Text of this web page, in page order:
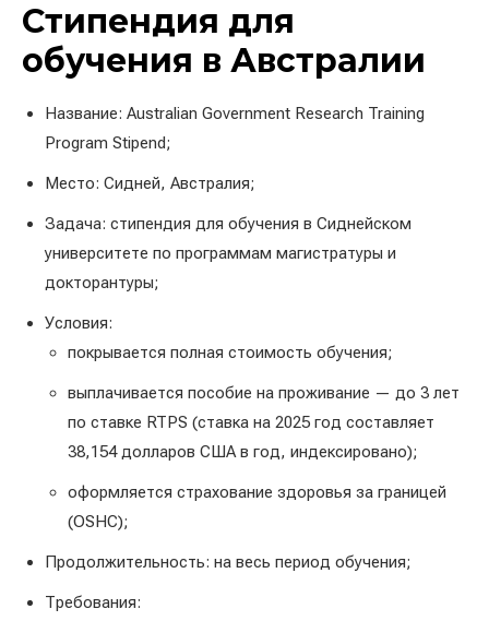
Стипендия для
обучения в Австралии
Название: Australian Government Research Training
Program Stipend;
Место: Сидней, Австралия;
Задача: стипендия для обучения в Сиднейском
университете по программам магистратуры и
докторантуры;
Условия:
покрывается полная стоимость обучения;
выплачивается пособие на проживание — до 3 лет
по ставке RTPS (ставка на 2025 год составляет
38,154 долларов США в год, индексировано);
оформляется страхование здоровья за границей
(OSHC);
Продолжительность: на весь период обучения;
Требования: